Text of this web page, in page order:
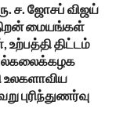
ச. ஜோசப் விஜய்
மையங்கள்
திட்டம்
பல்கலைக்கழக
புரிந்துணர்வு